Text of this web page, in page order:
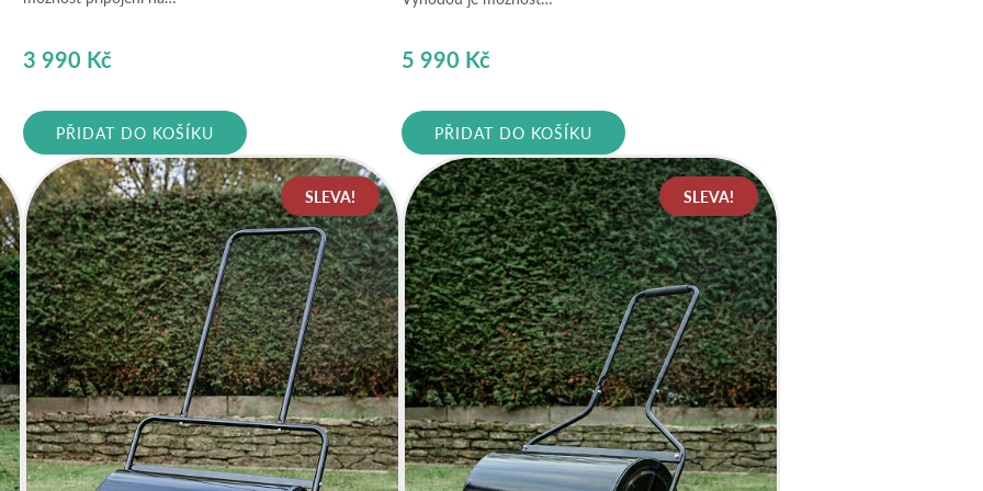
3 990 Kč
PŘIDAT DO KOŠÍKU
5 990 Kč
PŘIDAT DO KOŠÍKU
SLEVA! SLEVA!